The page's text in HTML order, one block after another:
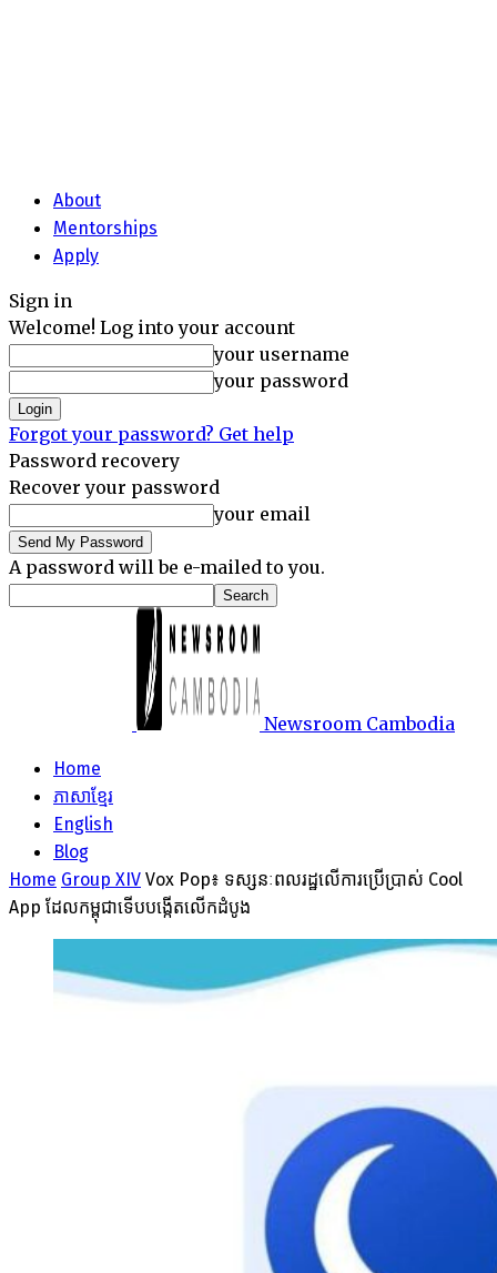
About
Mentorships
Apply
Sign in
Welcome! Log into your account
your username
your password
Forgot your password? Get help
Password recovery
Recover your password
your email
A password will be e-mailed to you.
Newsroom Cambodia
Home
ភាសាខ្មែរ
English
Blog
Home Group XIV Vox Pop៖ ទស្សនៈពលរដ្ឋលើការប្រើប្រាស់ Cool
App ដែលកម្ពុជាទើបបង្កើតលើកដំបូង